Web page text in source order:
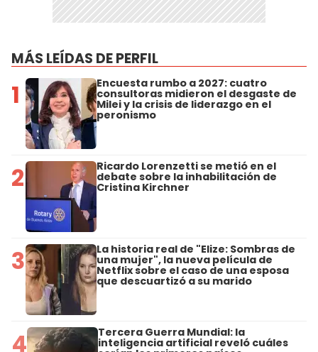
MÁS LEÍDAS DE PERFIL
1 Encuesta rumbo a 2027: cuatro
consultoras midieron el desgaste de
Milei y la crisis de liderazgo en el
peronismo
2 Ricardo Lorenzetti se metió en el
debate sobre la inhabilitación de
Cristina Kirchner
3 La historia real de "Elize: Sombras de
una mujer", la nueva película de
Netflix sobre el caso de una esposa
que descuartizó a su marido
4 Tercera Guerra Mundial: la
inteligencia artificial reveló cuáles